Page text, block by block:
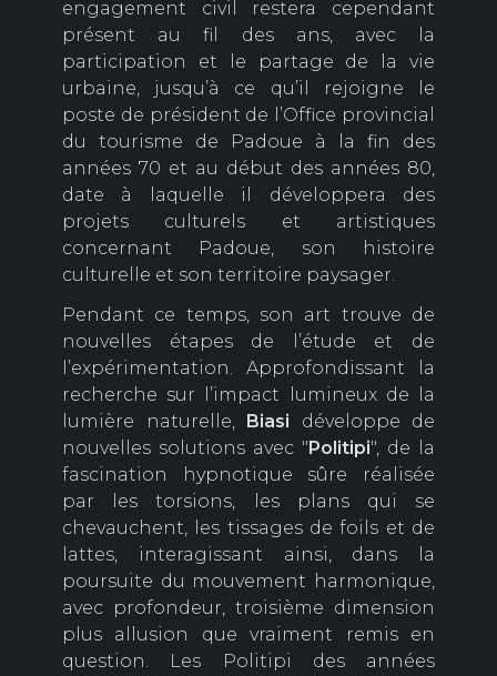
engagement civil restera cependant
présent au fil des ans, avec la
participation et le partage de la vie
urbaine, jusqu’à ce qu’il rejoigne le
poste de président de l’Office provincial
du tourisme de Padoue à la fin des
années 70 et au début des années 80,
date à laquelle il développera des
projets culturels et artistiques
concernant Padoue, son histoire
culturelle et son territoire paysager.
Pendant ce temps, son art trouve de
nouvelles étapes de l’étude et de
l’expérimentation. Approfondissant la
recherche sur l’impact lumineux de la
lumière naturelle,
Biasi développe de
nouvelles solutions avec " Politipi", de la
fascination hypnotique sûre réalisée
par les torsions, les plans qui se
chevauchent, les tissages de foils et de
lattes, interagissant ainsi, dans la
poursuite du mouvement harmonique,
avec profondeur, troisième dimension
plus allusion que vraiment remis en
question. Les Politipi des années